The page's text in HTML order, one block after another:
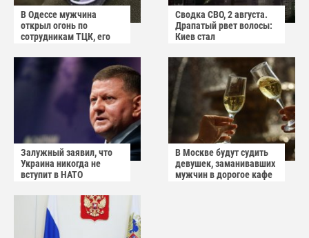
В Одессе мужчина
открыл огонь по
сотрудникам ТЦК, его
Сводка СВО, 2 августа.
Драпатый рвет волосы:
Киев стал
Залужный заявил, что
Украина никогда не
вступит в НАТО
В Москве будут судить
девушек, заманивавших
мужчин в дорогое кафе